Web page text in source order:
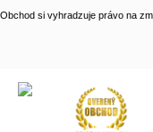
Obchod si vyhradzuje právo na